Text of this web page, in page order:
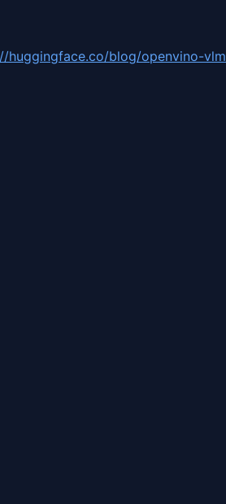
huggingface.co/blog/openvino-vlm